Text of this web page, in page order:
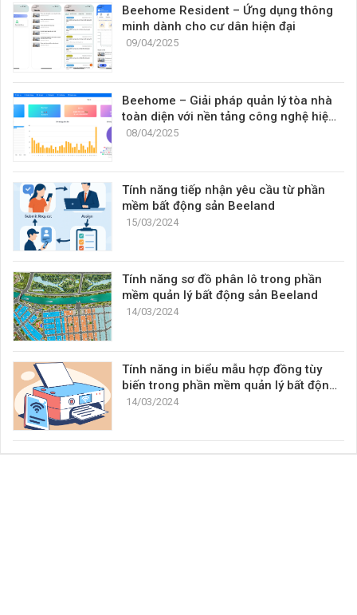
Beehome Resident – Ứng dụng thông
minh dành cho cư dân hiện đại
09/04/2025
Beehome – Giải pháp quản lý tòa nhà
toàn diện với nền tảng công nghệ hiện
đại
08/04/2025
Tính năng tiếp nhận yêu cầu từ phần
mềm bất động sản Beeland
15/03/2024
Tính năng sơ đồ phân lô trong phần
mềm quản lý bất động sản Beeland
14/03/2024
Tính năng in biểu mẫu hợp đồng tùy
biến trong phần mềm quản lý bất động
sản Beeland
14/03/2024